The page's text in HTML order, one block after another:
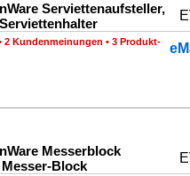
Serviettenaufsteller,
2 Kundenmeinungen • 3 Produkt-
Messerblock
Block